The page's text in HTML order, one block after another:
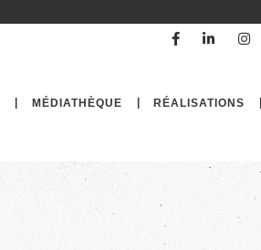
MÉDIATHÈQUE RÉALISATIONS